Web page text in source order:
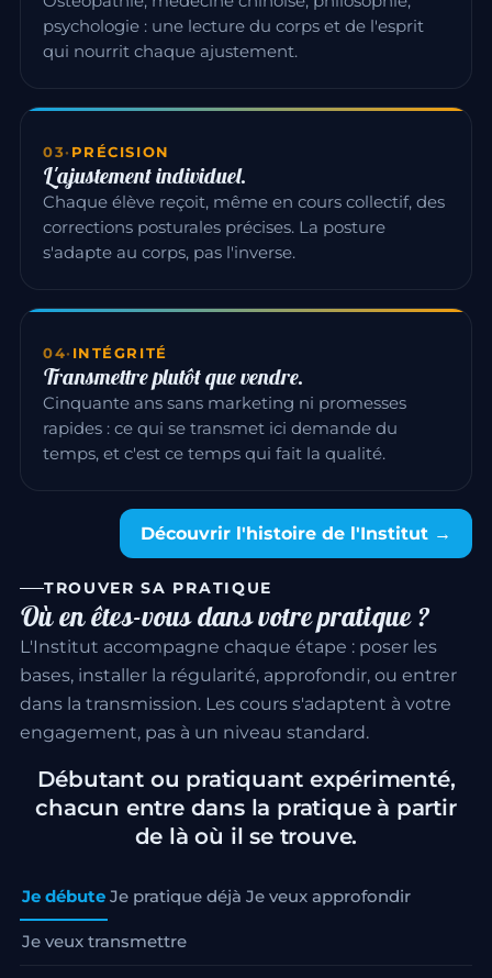
psychologie : une lecture du corps et de l'esprit
qui nourrit chaque ajustement.
03· PRÉCISION
L'ajustement individuel.
Chaque élève reçoit, même en cours collectif, des
corrections posturales précises. La posture
s'adapte au corps, pas l'inverse.
04· INTÉGRITÉ
Transmettre plutôt que vendre.
Cinquante ans sans marketing ni promesses
rapides : ce qui se transmet ici demande du
temps, et c'est ce temps qui fait la qualité.
Découvrir l'histoire de l'Institut →
TROUVER SA PRATIQUE
Où en êtes-vous dans votre pratique ?
L'Institut accompagne chaque étape : poser les
bases, installer la régularité, approfondir, ou entrer
dans la transmission. Les cours s'adaptent à votre
engagement, pas à un niveau standard.
Débutant ou pratiquant expérimenté,
chacun entre dans la pratique à partir
de là où il se trouve.
Je débute Je pratique déjà Je veux approfondir
Je veux transmettre